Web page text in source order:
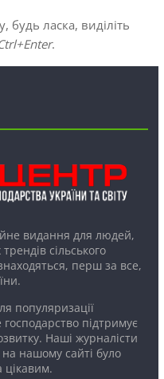
ласка, виділіть
.
видання для людей,
сільського
перш за все,
популяризації
підтримує
Наші журналісти
нашому сайті було